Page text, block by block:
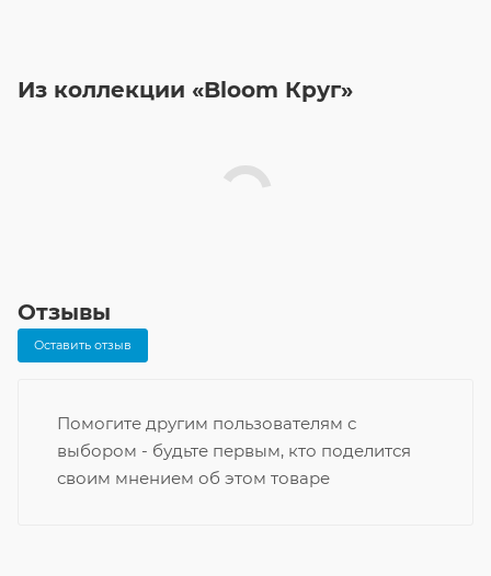
Из коллекции «Bloom Круг»
Отзывы
Оставить отзыв
Помогите другим пользователям с
выбором - будьте первым, кто поделится
своим мнением об этом товаре